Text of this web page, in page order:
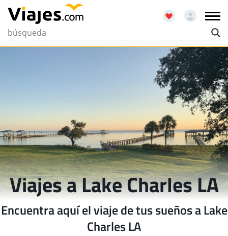
Viajes a Lake Charles LA
Encuentra aquí el viaje de tus sueños a Lake
Charles LA